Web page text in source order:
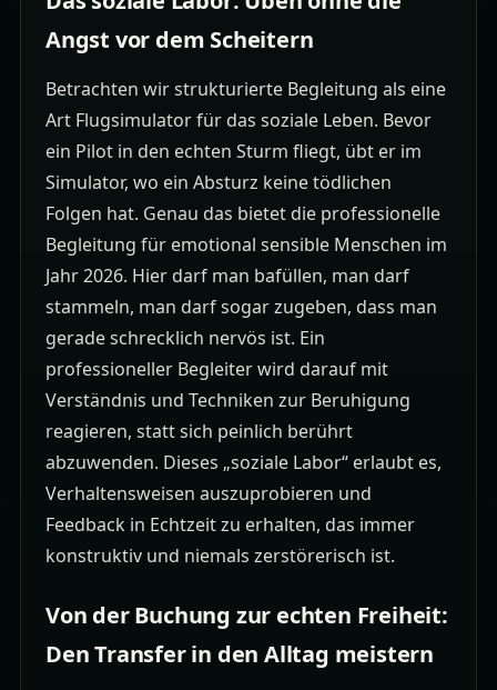
Angst vor dem Scheitern
Betrachten wir strukturierte Begleitung als eine
Art Flugsimulator für das soziale Leben. Bevor
ein Pilot in den echten Sturm fliegt, übt er im
Simulator, wo ein Absturz keine tödlichen
Folgen hat. Genau das bietet die professionelle
Begleitung für emotional sensible Menschen im
Jahr 2026. Hier darf man bafüllen, man darf
stammeln, man darf sogar zugeben, dass man
gerade schrecklich nervös ist. Ein
professioneller Begleiter wird darauf mit
Verständnis und Techniken zur Beruhigung
reagieren, statt sich peinlich berührt
abzuwenden. Dieses „soziale Labor“ erlaubt es,
Verhaltensweisen auszuprobieren und
Feedback in Echtzeit zu erhalten, das immer
konstruktiv und niemals zerstörerisch ist.
Von der Buchung zur echten Freiheit:
Den Transfer in den Alltag meistern